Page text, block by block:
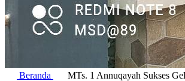
Beranda MTs. 1 Annuqayah Sukses